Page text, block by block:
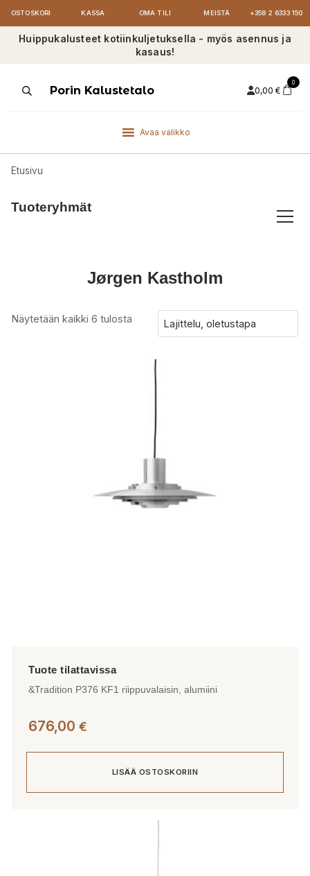
OSTOSKORI KASSA OMA TILI MEISTÄ +358 2 6333 150
Huippukalusteet kotiinkuljetuksella - myös asennus ja
kasaus!
ProductsPorin Kalustetalo 0,00 €
0
Avaa valikko
Etusivu
Tuoteryhmät
Jørgen Kastholm
Näytetään kaikki 6 tulosta
&Tradition P376 KF1 riippuvalaisin, alumiini
676,00 €
LISÄÄ OSTOSKORIIN